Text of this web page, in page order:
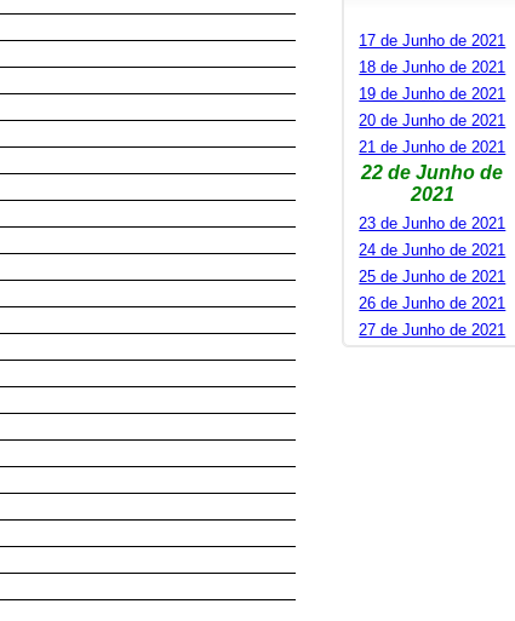
17 de Junho de 2021
18 de Junho de 2021
19 de Junho de 2021
20 de Junho de 2021
21 de Junho de 2021
22 de Junho de
2021
23 de Junho de 2021
24 de Junho de 2021
25 de Junho de 2021
26 de Junho de 2021
27 de Junho de 2021